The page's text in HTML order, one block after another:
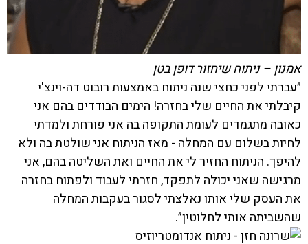
אמנון – ניתוח שיחזור דופן בטן
״עברתי לפני כחצי שנה ניתוח באמצעות רובוט דה-וינצ'י
קיבלתי את החיים שלי בחזרה! הימים הבודדים בהם אני
כאובה מתגמדים לעומת התקופה בה אני פורחת ולמדתי
לחיות בשלום עם המחלה - מאז הניתוח אני שולטת בה ולא
להיפך. הניתוח החזיר לי את החיים ואת השליטה בהם, אני
מרגישה שאני יכולה לתפקד, חזרתי לעבוד ולפתוח בחזרה
את העסק שלי אותו נאלצתי לסגור בעקבות המחלה
שהשביתה אותי לחלוטין״.